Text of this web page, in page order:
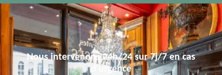
Nous intervenons 24h/24 sur 7j/7 en cas
d'urgence